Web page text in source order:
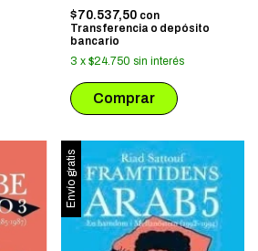
$70.537,50 con
Transferencia o depósito
bancario
3 x $24.750 sin interés
Envío gratis